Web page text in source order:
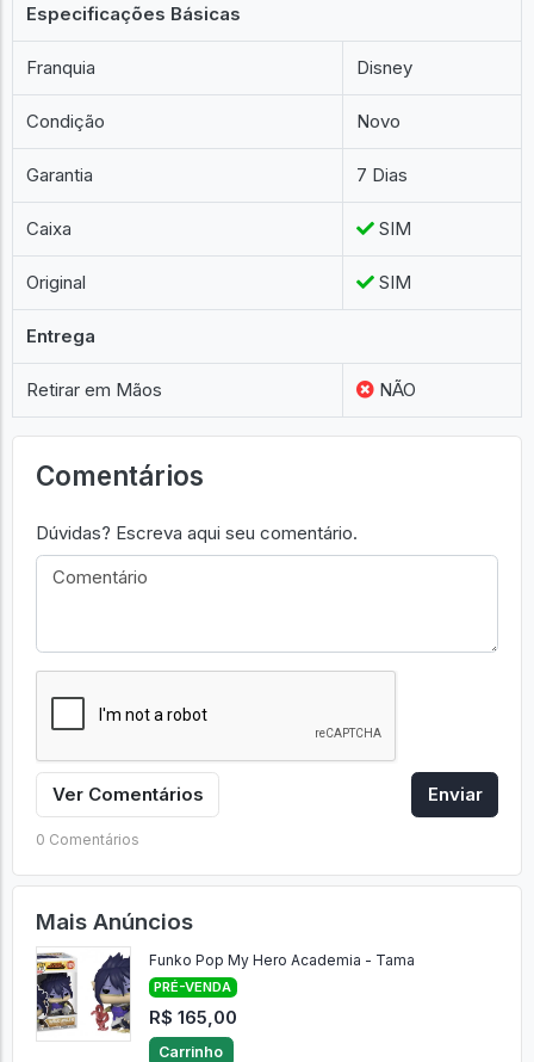
Especificações Básicas
Franquia Disney
Condição Novo
Garantia 7 Dias
Caixa SIM
Original SIM
Entrega
Retirar em Mãos NÃO
Comentários
Dúvidas? Escreva aqui seu comentário.
Ver Comentários Enviar
0 Comentários
Mais Anúncios
Funko Pop My Hero Academia - Tama
PRÉ-VENDA
R$ 165,00
Carrinho